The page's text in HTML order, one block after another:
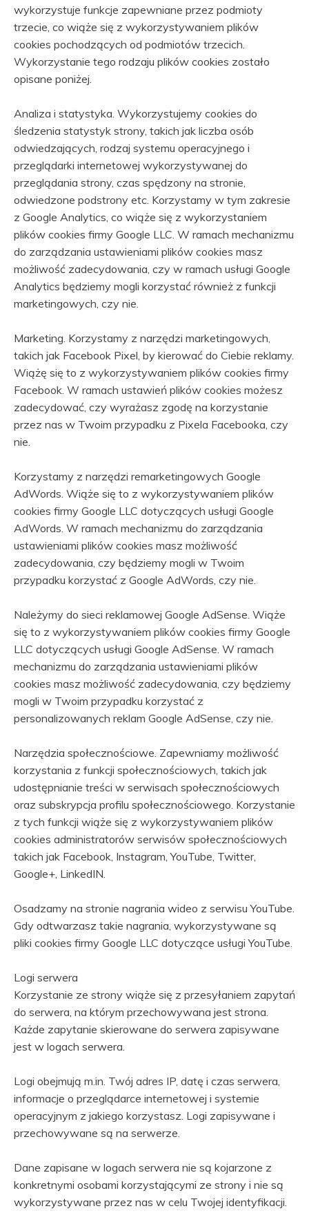
wykorzystuje funkcje zapewniane przez podmioty
trzecie, co wiąże się z wykorzystywaniem plików
cookies pochodzących od podmiotów trzecich.
Wykorzystanie tego rodzaju plików cookies zostało
opisane poniżej.
Analiza i statystyka. Wykorzystujemy cookies do
śledzenia statystyk strony, takich jak liczba osób
odwiedzających, rodzaj systemu operacyjnego i
przeglądarki internetowej wykorzystywanej do
przeglądania strony, czas spędzony na stronie,
odwiedzone podstrony etc. Korzystamy w tym zakresie
z Google Analytics, co wiąże się z wykorzystaniem
plików cookies firmy Google LLC. W ramach mechanizmu
do zarządzania ustawieniami plików cookies masz
możliwość zadecydowania, czy w ramach usługi Google
Analytics będziemy mogli korzystać również z funkcji
marketingowych, czy nie.
Marketing. Korzystamy z narzędzi marketingowych,
takich jak Facebook Pixel, by kierować do Ciebie reklamy.
Wiążę się to z wykorzystywaniem plików cookies firmy
Facebook. W ramach ustawień plików cookies możesz
zadecydować, czy wyrażasz zgodę na korzystanie
przez nas w Twoim przypadku z Pixela Facebooka, czy
nie.
Korzystamy z narzędzi remarketingowych Google
AdWords. Wiąże się to z wykorzystywaniem plików
cookies firmy Google LLC dotyczących usługi Google
AdWords. W ramach mechanizmu do zarządzania
ustawieniami plików cookies masz możliwość
zadecydowania, czy będziemy mogli w Twoim
przypadku korzystać z Google AdWords, czy nie.
Należymy do sieci reklamowej Google AdSense. Wiąże
się to z wykorzystywaniem plików cookies firmy Google
LLC dotyczących usługi Google AdSense. W ramach
mechanizmu do zarządzania ustawieniami plików
cookies masz możliwość zadecydowania, czy będziemy
mogli w Twoim przypadku korzystać z
personalizowanych reklam Google AdSense, czy nie.
Narzędzia społecznościowe. Zapewniamy możliwość
korzystania z funkcji społecznościowych, takich jak
udostępnianie treści w serwisach społecznościowych
oraz subskrypcja profilu społecznościowego. Korzystanie
z tych funkcji wiąże się z wykorzystywaniem plików
cookies administratorów serwisów społecznościowych
takich jak Facebook, Instagram, YouTube, Twitter,
Google+, LinkedIN.
Osadzamy na stronie nagrania wideo z serwisu YouTube.
Gdy odtwarzasz takie nagrania, wykorzystywane są
pliki cookies firmy Google LLC dotyczące usługi YouTube.
Logi serwera
Korzystanie ze strony wiąże się z przesyłaniem zapytań
do serwera, na którym przechowywana jest strona.
Każde zapytanie skierowane do serwera zapisywane
jest w logach serwera.
Logi obejmują m.in. Twój adres IP, datę i czas serwera,
informacje o przeglądarce internetowej i systemie
operacyjnym z jakiego korzystasz. Logi zapisywane i
przechowywane są na serwerze.
Dane zapisane w logach serwera nie są kojarzone z
konkretnymi osobami korzystającymi ze strony i nie są
wykorzystywane przez nas w celu Twojej identyfikacji.